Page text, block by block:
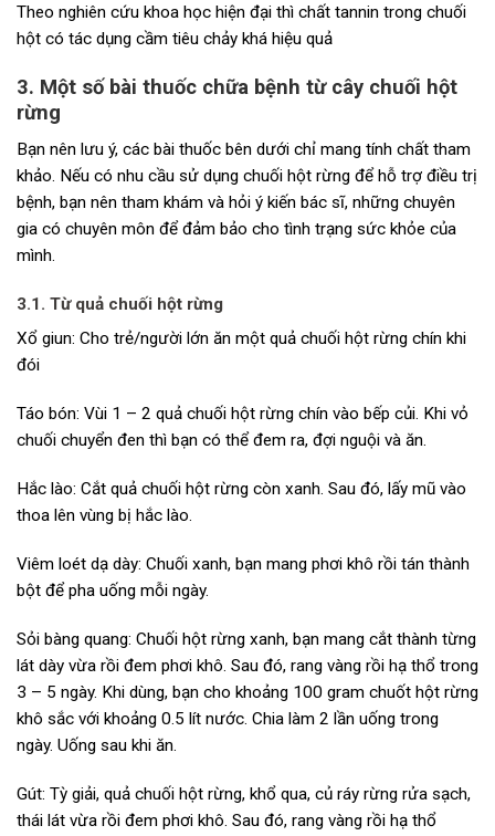
Theo nghiên cứu khoa học hiện đại thì chất tannin trong chuối
hột có tác dụng cầm tiêu chảy khá hiệu quả
3. Một số bài thuốc chữa bệnh từ cây chuối hột
rừng
Bạn nên lưu ý, các bài thuốc bên dưới chỉ mang tính chất tham
khảo. Nếu có nhu cầu sử dụng chuối hột rừng để hỗ trợ điều trị
bệnh, bạn nên tham khám và hỏi ý kiến bác sĩ, những chuyên
gia có chuyên môn để đảm bảo cho tình trạng sức khỏe của
mình.
3.1. Từ quả chuối hột rừng
Xổ giun: Cho trẻ/người lớn ăn một quả chuối hột rừng chín khi
đói
Táo bón: Vùi 1 – 2 quả chuối hột rừng chín vào bếp củi. Khi vỏ
chuối chuyển đen thì bạn có thể đem ra, đợi nguội và ăn.
Hắc lào: Cắt quả chuối hột rừng còn xanh. Sau đó, lấy mũ vào
thoa lên vùng bị hắc lào.
Viêm loét dạ dày: Chuối xanh, bạn mang phơi khô rồi tán thành
bột để pha uống mỗi ngày.
Sỏi bàng quang: Chuối hột rừng xanh, bạn mang cắt thành từng
lát dày vừa rồi đem phơi khô. Sau đó, rang vàng rồi hạ thổ trong
3 – 5 ngày. Khi dùng, bạn cho khoảng 100 gram chuốt hột rừng
khô sắc với khoảng 0.5 lít nước. Chia làm 2 lần uống trong
ngày. Uống sau khi ăn.
Gút: Tỳ giải, quả chuối hột rừng, khổ qua, củ ráy rừng rửa sạch,
thái lát vừa rồi đem phơi khô. Sau đó, rang vàng rồi hạ thổ